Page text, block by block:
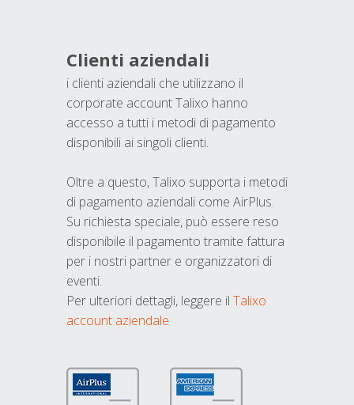
Clienti aziendali
i clienti aziendali che utilizzano il
corporate account Talixo hanno
accesso a tutti i metodi di pagamento
disponibili ai singoli clienti.
Oltre a questo, Talixo supporta i metodi
di pagamento aziendali come AirPlus.
Su richiesta speciale, può essere reso
disponibile il pagamento tramite fattura
per i nostri partner e organizzatori di
eventi.
Per ulteriori dettagli, leggere il Talixo
account aziendale